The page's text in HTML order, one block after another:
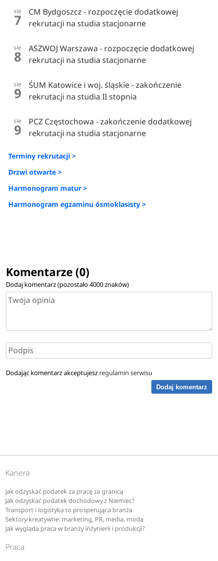
sie
7
CM Bydgoszcz - rozpoczęcie dodatkowej
rekrutacji na studia stacjonarne
sie
8
ASZWOJ Warszawa - rozpoczęcie dodatkowej
rekrutacji na studia stacjonarne
sie
9
ŚUM Katowice i woj. śląskie - zakończenie
rekrutacji na studia II stopnia
sie
9
PCZ Częstochowa - zakończenie dodatkowej
rekrutacji na studia stacjonarne
Terminy rekrutacji >
Drzwi otwarte >
Harmonogram matur >
Harmonogram egzaminu ósmoklasisty >
Komentarze (0)
Dodaj komentarz (pozostało4000znaków)
Dodając komentarz akceptujesz regulamin serwisu
Dodaj komentarz
Kariera
Jak odzyskać podatek za pracę za granicą
Jak odzyskać podatek dochodowy z Niemiec?
Transport i logistyka to prosperująca branża
Sektory kreatywne: marketing, PR, media, moda
Jak wygląda praca w branży inżynierii i produkcji?
Praca